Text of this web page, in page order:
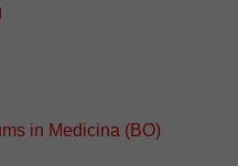
in Medicina (BO)